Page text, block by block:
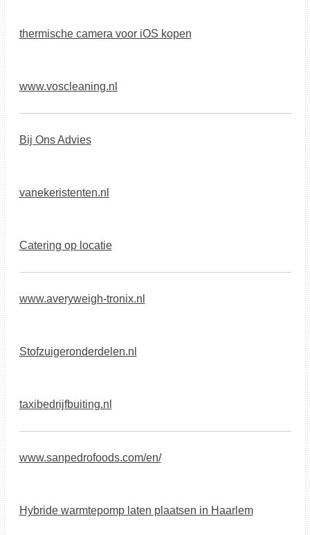
thermische camera voor iOS kopen
www.voscleaning.nl
Bij Ons Advies
vanekeristenten.nl
Catering op locatie
www.averyweigh-tronix.nl
Stofzuigeronderdelen.nl
taxibedrijfbuiting.nl
www.sanpedrofoods.com/en/
Hybride warmtepomp laten plaatsen in Haarlem